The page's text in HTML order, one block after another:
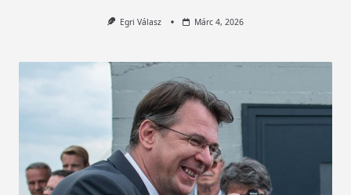
Egri Válasz Márc 4, 2026